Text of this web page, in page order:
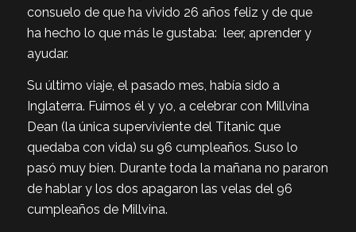
consuelo de que ha vivido 26 años feliz y de que
ha hecho lo que más le gustaba: leer, aprender y
ayudar.
Su último viaje, el pasado mes, había sido a
Inglaterra. Fuimos él y yo, a celebrar con Millvina
Dean (la única superviviente del Titanic que
quedaba con vida) su 96 cumpleaños. Suso lo
pasó muy bien. Durante toda la mañana no pararon
de hablar y los dos apagaron las velas del 96
cumpleaños de Millvina.